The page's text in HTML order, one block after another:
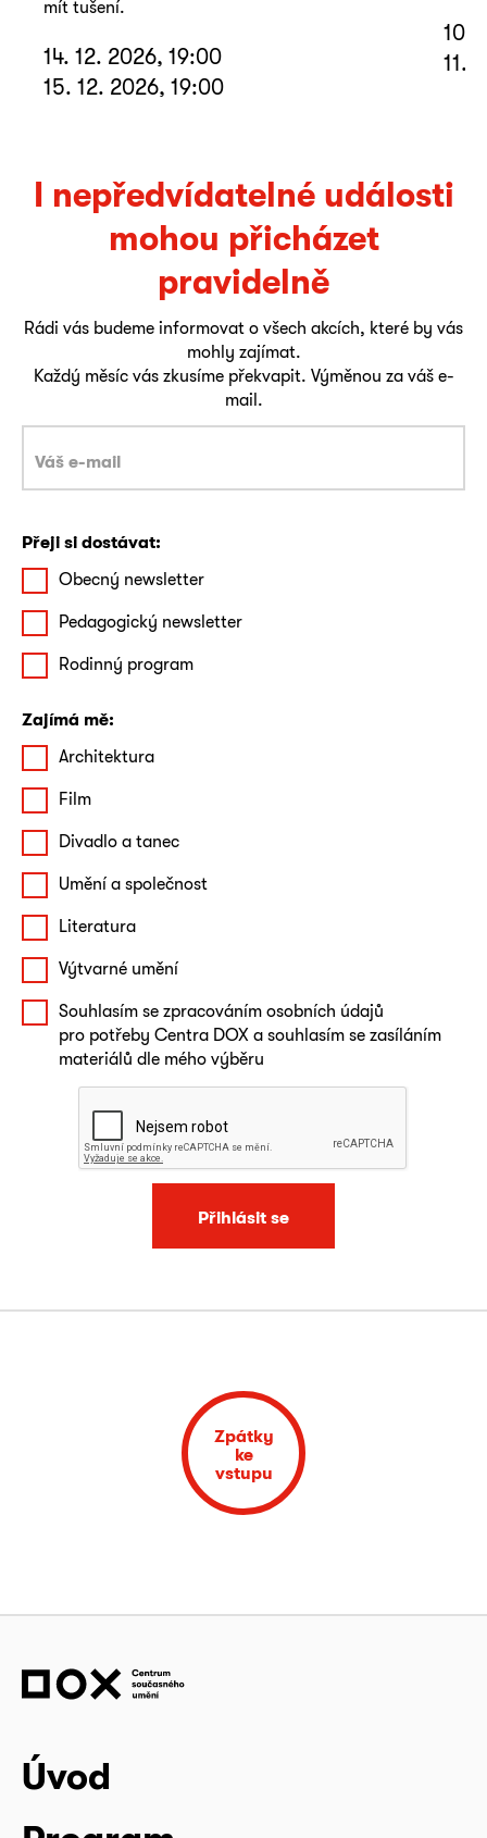
mít tušení.
14. 12. 2026, 19:00
15. 12. 2026, 19:00
10.
11.
I nepředvídatelné události
mohou přicházet
pravidelně
Rádi vás budeme informovat o všech akcích, které by vás
mohly zajímat.
Každý měsíc vás zkusíme překvapit. Výměnou za váš e-
mail.
Přeji si dostávat:
Obecný newsletter
Pedagogický newsletter
Rodinný program
Zajímá mě:
Architektura
Film
Divadlo a tanec
Umění a společnost
Literatura
Výtvarné umění
Souhlasím se zpracováním osobních údajů
pro potřeby Centra DOX a souhlasím se zasíláním
materiálů dle mého výběru
Přihlásit se
Zpátky
ke
vstupu
Úvod